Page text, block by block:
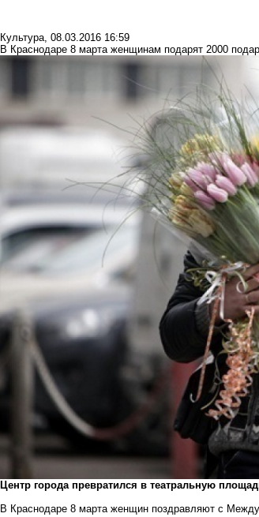
Культура, 08.03.2016 16:59
В Краснодаре 8 марта женщинам подарят 2000
Центр города превратился в театральную
В Краснодаре 8 марта женщин поздравляют с